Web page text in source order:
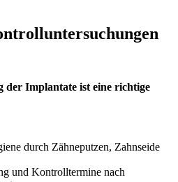
Implantate ist eine richtige
durch Zähneputzen, Zahnseide
und Kontrolltermine nach